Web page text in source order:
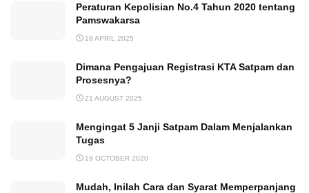
Peraturan Kepolisian No.4 Tahun 2020 tentang
Pamswakarsa
18 APRIL 2025
Dimana Pengajuan Registrasi KTA Satpam dan
Prosesnya?
21 AUGUST 2025
Mengingat 5 Janji Satpam Dalam Menjalankan
Tugas
19 OCTOBER 2020
Mudah, Inilah Cara dan Syarat Memperpanjang